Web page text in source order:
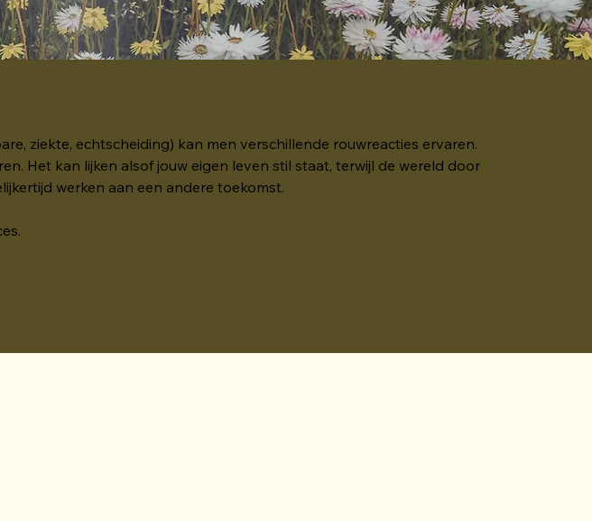
ziekte, echtscheiding) kan men verschillende rouwreacties ervaren.
Het kan lijken alsof jouw eigen leven stil staat, terwijl de wereld door
werken aan een andere toekomst.